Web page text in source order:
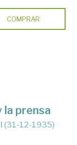
COMPRAR
la prensa
(31-12-1935)